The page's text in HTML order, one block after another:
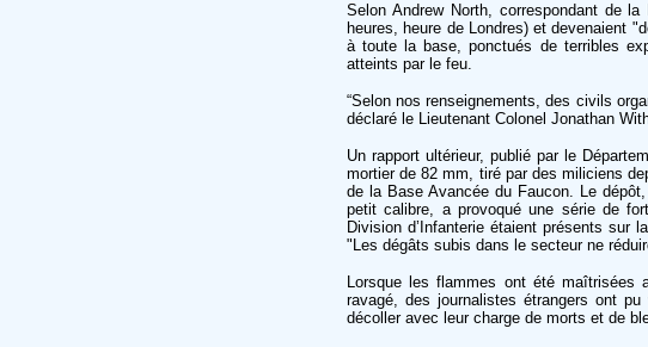
Selon Andrew North, correspondant de
heures, heure de Londres) et devenaient
à toute la base, ponctués de terribles
atteints par le feu.
“Selon nos renseignements, des civils
déclaré le Lieutenant Colonel Jonathan
Un rapport ultérieur, publié par le
mortier de 82 mm, tiré par des miliciens
de la Base Avancée du Faucon. Le
petit calibre, a provoqué une série de
Division d’Infanterie étaient présents sur
"Les dégâts subis dans le secteur ne
Lorsque les flammes ont été maîtrisées
ravagé, des journalistes étrangers ont
décoller avec leur charge de morts et de